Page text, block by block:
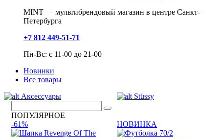
MINT — мультибрендовый магазин в центре Санкт-
Петербурга
+7 812 449-51-71
Пн-Вс: с 11-00 до 21-00
Новинки
Все товары
Аксессуары
Stüssy
ПОПУЛЯРНОЕ
-61%
НОВИНКА